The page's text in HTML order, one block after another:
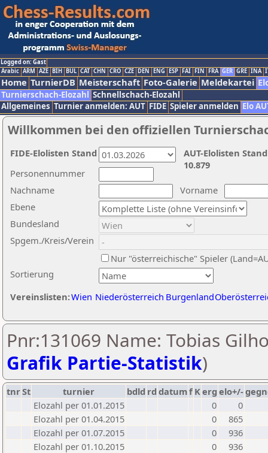
Logged on: Gast
Arabic ARM AZE BIH BUL CAT CHN CRO CZE DEN ENG ESP FAI FIN FRA GER GRE INA
Home TurnierDB Meisterschaft Foto-Galerie Meldekartei
Turnierschach-Elozahl Schnellschach-Elozahl
Allgemeines Turnier anmelden: AUT FIDE Spieler anmelden Elo
Willkommen bei den offiziellen
Nachname
Vorname
Ebene
Sortierung
Personennummer
Bundesland
Spgem./Kreis/Verein
Nur "österreichische" Spieler
Vereinslisten:Wien Niederösterreich Burgenland
AUT-Elolisten
10.879
FIDE-Elolisten Stand
Pnr:131069 Name: Tobias
Grafik Partie-Statistik)
tnrSt turnier bdld rd datumf Kerg elo+/-
Elozahl per 01.01.2015
0
0
Elozahl per 01.04.2015
0
865
Elozahl per 01.07.2015
0
936
Elozahl per 01.10.2015
0
936